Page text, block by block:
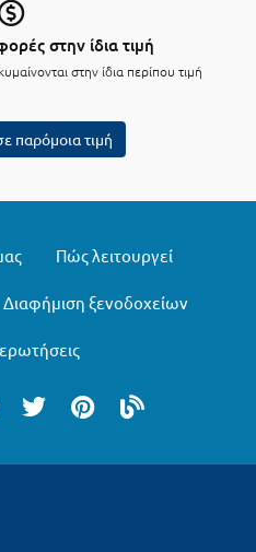
στην ίδια τιμή
στην ίδια περίπου τιμή
παρόμοια τιμή
Πώς λειτουργεί
Διαφήμιση ξενοδοχείων